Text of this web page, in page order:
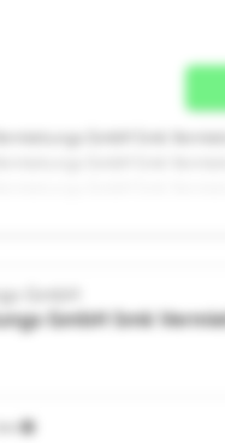
GmbH
GmbHSmk